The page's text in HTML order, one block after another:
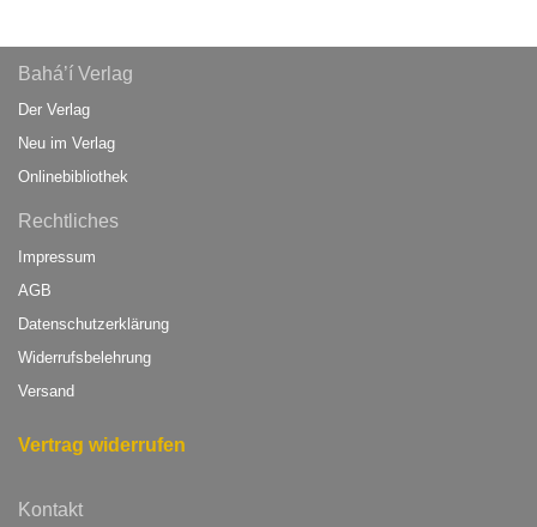
Bahá’í Verlag
Der Verlag
Neu im Verlag
Onlinebibliothek
Rechtliches
Impressum
AGB
Datenschutzerklärung
Widerrufsbelehrung
Versand
Vertrag widerrufen
Kontakt